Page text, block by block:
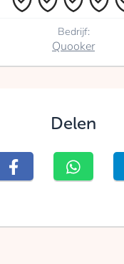
Bedrijf:
Quooker
Delen